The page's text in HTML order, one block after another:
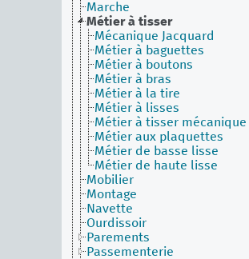
Marche
Métier à tisser
Mécanique Jacquard
Métier à baguettes
Métier à boutons
Métier à bras
Métier à la tire
Métier à lisses
Métier à tisser mécanique
Métier aux plaquettes
Métier de basse lisse
Métier de haute lisse
Mobilier
Montage
Navette
Ourdissoir
Parements
Passementerie